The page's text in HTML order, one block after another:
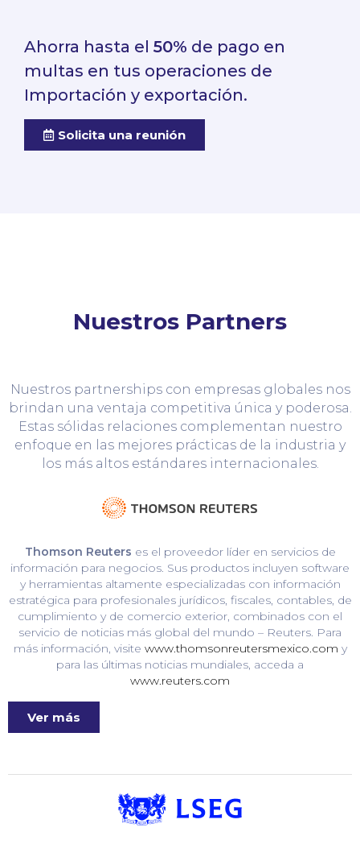
Ahorra hasta el 50% de pago en
multas en tus operaciones de
Importación y exportación.
Solicita una reunión
Nuestros Partners
Nuestros partnerships con empresas globales nos
brindan una ventaja competitiva única y poderosa.
Estas sólidas relaciones complementan nuestro
enfoque en las mejores prácticas de la industria y
los más altos estándares internacionales.
Thomson Reuters es el proveedor líder en servicios de
información para negocios. Sus productos incluyen software
y herramientas altamente especializadas con información
estratégica para profesionales jurídicos, fiscales, contables, de
cumplimiento y de comercio exterior, combinados con el
servicio de noticias más global del mundo – Reuters. Para
más información, visite www.thomsonreutersmexico.com y
para las últimas noticias mundiales, acceda a
www.reuters.com
Ver más